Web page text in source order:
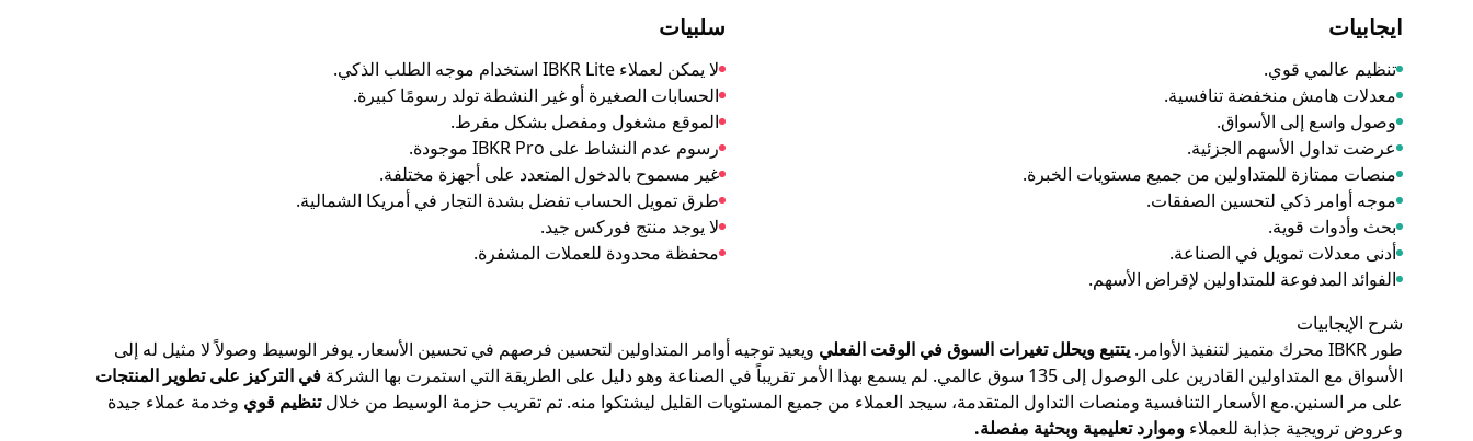
ايجابيات
تنظيم عالمي قوي.
معدلات هامش منخفضة تنافسية.
وصول واسع إلى الأسواق.
عرضت تداول الأسهم الجزئية.
منصات ممتازة للمتداولين من جميع مستويات الخبرة.
موجه أوامر ذكي لتحسين الصفقات.
بحث وأدوات قوية.
أدنى معدلات تمويل في الصناعة.
الفوائد المدفوعة للمتداولين لإقراض الأسهم.
سلبيات
لا يمكن لعملاء IBKR Lite استخدام موجه الطلب الذكي.
الحسابات الصغيرة أو غير النشطة تولد رسومًا كبيرة.
الموقع مشغول ومفصل بشكل مفرط.
رسوم عدم النشاط على IBKR Pro موجودة.
غير مسموح بالدخول المتعدد على أجهزة مختلفة.
طرق تمويل الحساب تفضل بشدة التجار في أمريكا الشمالية.
لا يوجد منتج فوركس جيد.
محفظة محدودة للعملات المشفرة.
شرح الإيجابيات
طور IBKR محرك متميز لتنفيذ الأوامر.
يتتبع ويحلل تغيرات السوق في الوقت الفعلي ويعيد توجيه أوامر المتداولين لتحسين فرصهم في تحسين الأسعار. يوفر الوسيط وصولاً لا مثيل له إلى
الأسواق مع المتداولين القادرين على الوصول إلى 135 سوق عالمي. لم يسمع بهذا الأمر تقريباً في الصناعة وهو دليل على الطريقة التي استمرت بها الشركة
في التركيز على تطوير المنتجات
على مر السنين.مع الأسعار التنافسية ومنصات التداول المتقدمة، سيجد العملاء من جميع المستويات القليل ليشتكوا منه. تم تقريب حزمة الوسيط من خلالتنظيم قوي وخدمة عملاء جيدة
وعروض ترويجية جذابة للعملاء وموارد تعليمية وبحثية مفصلة.